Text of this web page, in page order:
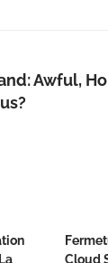
Awful,
Cloud